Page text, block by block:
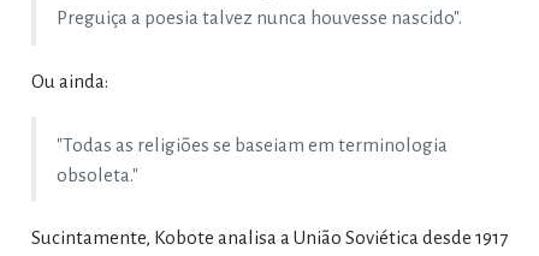
Preguiça a poesia talvez nunca houvesse nascido".
Ou ainda:
"Todas as religiões se baseiam em terminologia
obsoleta."
Sucintamente, Kobote analisa a União Soviética desde 1917